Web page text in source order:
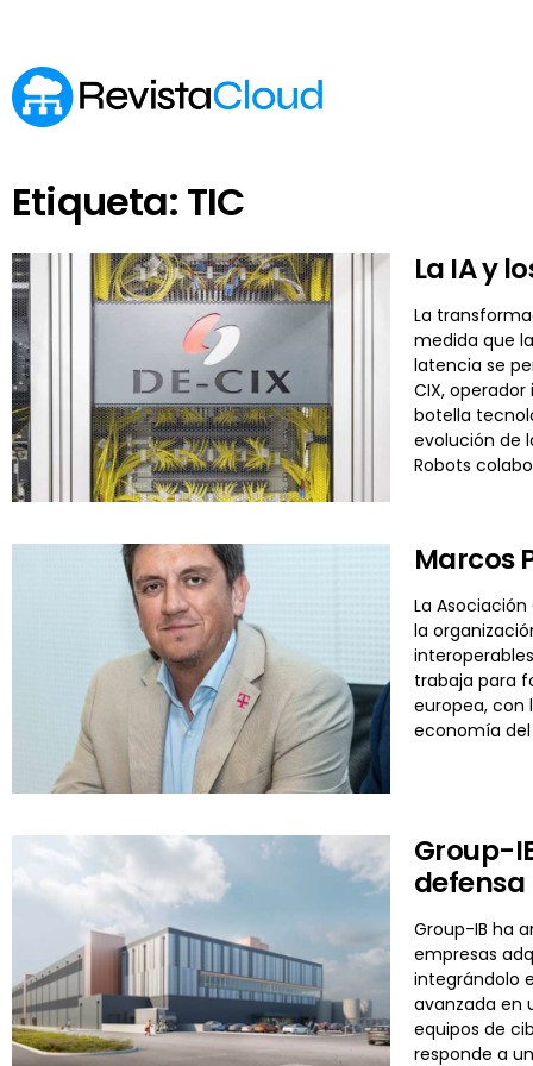
Etiqueta: TIC
La IA y
La
medida que
latencia se
CIX,
botella
evolución de
Robots
Marcos
La
la
trabaja para
europea, con
economía del
Group-
Group-IB ha
empresas
integrándolo
avanzada en
equipos de
responde a